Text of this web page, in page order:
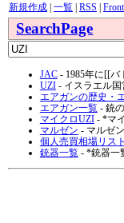
新規作成| 一覧| RSS
SearchPage
JAC- 1985年に[[バ
UZI- イスラエル国
エアガンの歴史・
エアガン一覧- 銃
マイクロUZI- *マ
マルゼン - マルゼ
個人売買相場リスト
銃器一覧- *銃器一